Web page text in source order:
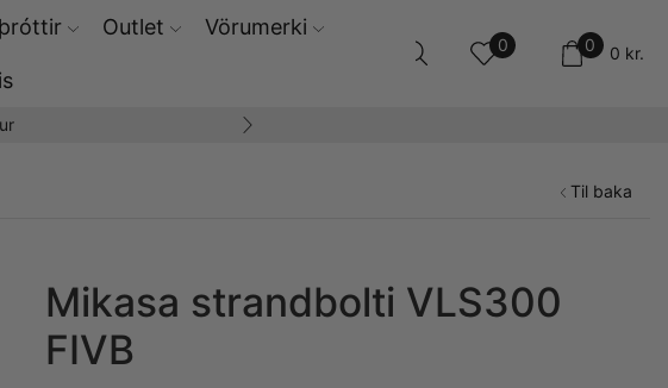
Outlet Vörumerki
0 0 0 kr.
Til baka
Mikasa strandbolti VLS300
FIVB